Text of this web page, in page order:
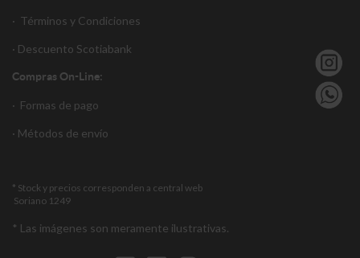
· Términos y Condiciones
· Descuento Scotiabank
Compras On-Line:
· Formas de pago
· Métodos de envío
* Stock y precios corresponden a central web
Soriano 1249
* Las imágenes son meramente ilustrativas.